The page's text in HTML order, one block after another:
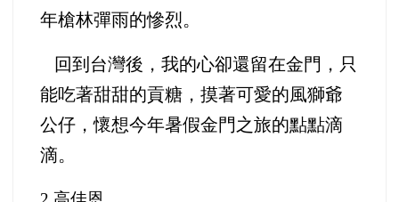
年槍林彈雨的慘烈。
回到台灣後，我的心卻還留在金門，只
能吃著甜甜的貢糖，摸著可愛的風獅爺
公仔，懷想今年暑假金門之旅的點點滴
滴。